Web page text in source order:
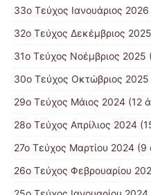
33ο Τεύχος Ιανουάριος 2026
32ο Τεύχος Δεκέμβριος 2025
31ο Τεύχος Νοέμβριος 2025
30ο Τεύχος Οκτώβριος 2025
29ο Τεύχος Μάιος 2024 (12
28ο Τεύχος Απρίλιος 2024
27ο Τεύχος Μαρτίου 2024 (9
26ο Τεύχος Φεβρουαρίου